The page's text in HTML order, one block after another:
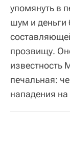
упомянуть в
шум и деньги
прозвищу.
известность
печальная:
нападения на